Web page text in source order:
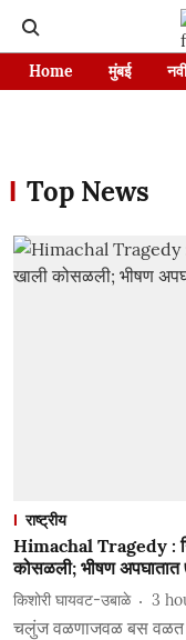
Home मुंबई
Top News
राष्ट्रीय
Himachal Tragedy :
कोसळली; भीषण
किशोरी घायवट-उबाळे 3
चलुंज वळणाजवळ बस वळत